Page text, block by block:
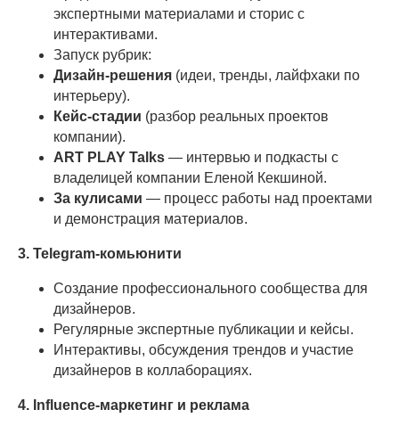
экспертными материалами и сторис с
интерактивами.
Запуск рубрик:
Дизайн-решения (идеи, тренды, лайфхаки по
интерьеру).
Кейс-стадии (разбор реальных проектов
компании).
ART PLAY Talks — интервью и подкасты с
владелицей компании Еленой Кекшиной.
За кулисами — процесс работы над проектами
и демонстрация материалов.
3. Telegram-комьюнити
Создание профессионального сообщества для
дизайнеров.
Регулярные экспертные публикации и кейсы.
Интерактивы, обсуждения трендов и участие
дизайнеров в коллаборациях.
4. Influence-маркетинг и реклама